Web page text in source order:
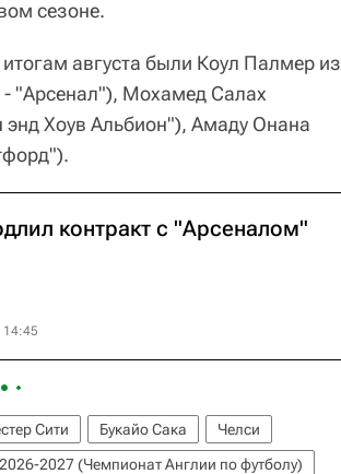
сезоне.
августа были Коул Палмер из
"Арсенал"), Мохамед Салах
Хоув Альбион"), Амаду Онана
контракт с "Арсеналом"
14:45
Сити Букайо Сака
Челси
2027 (Чемпионат Англии по футболу)